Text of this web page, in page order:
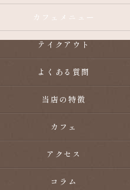
カフェメニュー
テイクアウト
よくある質問
当店の特徴
カフェ
アクセス
コラム